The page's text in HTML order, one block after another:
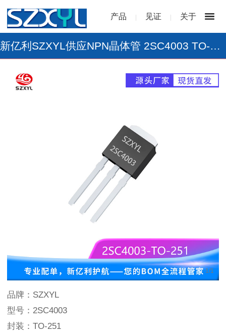
产品 | 见证 | 关于
新亿利SZXYL供应NPN晶体管 2SC4003 TO-251
1/1
品牌：SZXYL
型号：2SC4003
封装：TO-251